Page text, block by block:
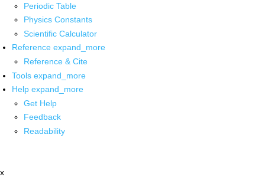
Periodic Table
Physics Constants
Scientific Calculator
Reference expand_more
Reference & Cite
Tools expand_more
Help expand_more
Get Help
Feedback
Readability
x